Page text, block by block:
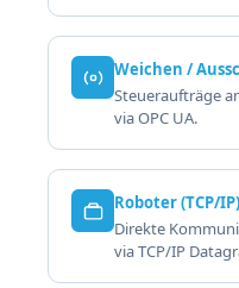
Weichen /
Steueraufträge
via OPC UA.
Roboter (TCP/IP)
Direkte
via TCP/IP